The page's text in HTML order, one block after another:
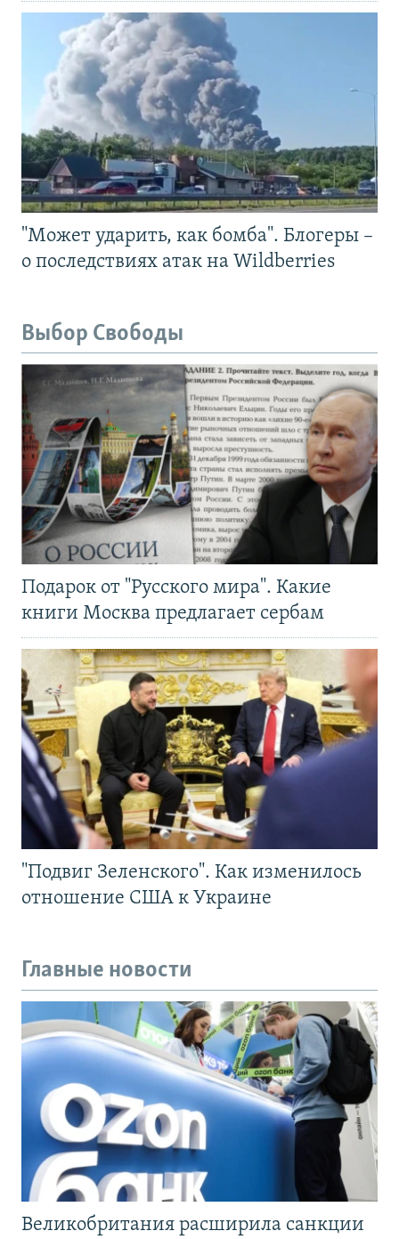
"Может ударить, как бомба". Блогеры –
о последствиях атак на Wildberries
Выбор Свободы
Подарок от "Русского мира". Какие
книги Москва предлагает сербам
"Подвиг Зеленского". Как изменилось
отношение США к Украине
Главные новости
Великобритания расширила санкции